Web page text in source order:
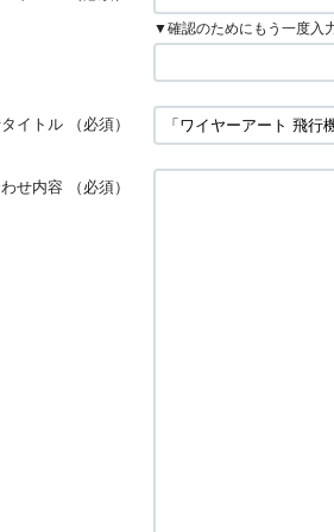
▼確認のためにもう一度入
イトル （必須）
せ内容 （必須）